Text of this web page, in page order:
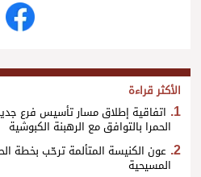
الأكثر قراءة
اتفاقية إطلاق مسار تأسيس فرع
الحمرا بالتوافق مع الرهبنة الكبوشية
عون الكنيسة المتألمة ترحّب بخطة
المسيحية